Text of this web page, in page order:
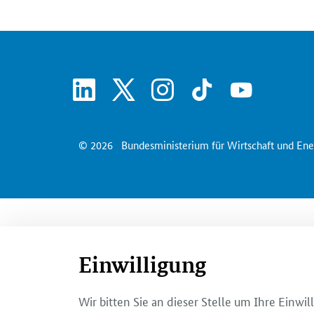
linkedin instagram tiktok youtube
© 2026 Bundesministerium für Wirtschaft und
Einwilligung
Wir bitten Sie an dieser Stelle um Ihre